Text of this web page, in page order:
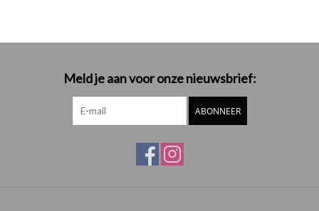
Meld je aan voor onze nieuwsbrief:
ABONNEER